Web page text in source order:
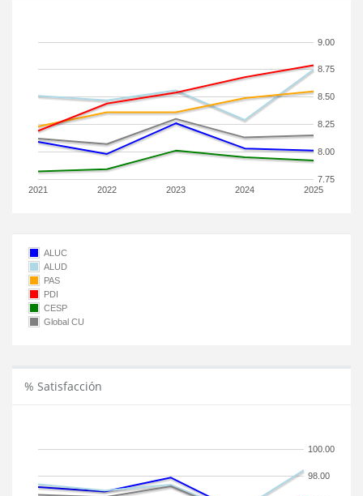
2021 2022 2023 2024 2025
7.75
8.00
8.25
8.50
8.75
9.00
ALUC
ALUD
PAS
PDI
CESP
Global CU
% Satisfacción
98.00
100.00